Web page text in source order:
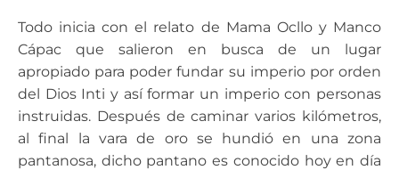
Todo inicia con el relato de Mama Ocllo y Manco
Cápac que salieron en busca de un lugar
apropiado para poder fundar su imperio por orden
del Dios Inti y así formar un imperio con personas
instruidas. Después de caminar varios kilómetros,
al final la vara de oro se hundió en una zona
pantanosa, dicho pantano es conocido hoy en día